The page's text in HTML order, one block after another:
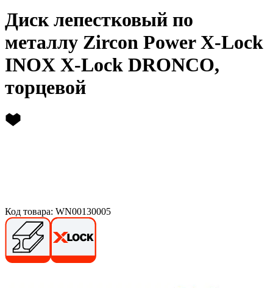
Диск лепестковый по
металлу Zircon Power X-Lock
INOX X-Lock DRONCO,
торцевой
Код товара: WN00130005